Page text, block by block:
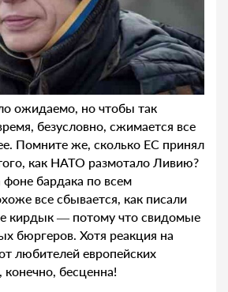
ожидаемо, но чтобы так
безусловно, сжимается все
Помните же, сколько ЕС принял
как НАТО размотало Ливию?
фоне бардака по всем
все сбывается, как писали
кирдык — потому что свидомые
бюргеров. Хотя реакция на
любителей европейских
бесценна!